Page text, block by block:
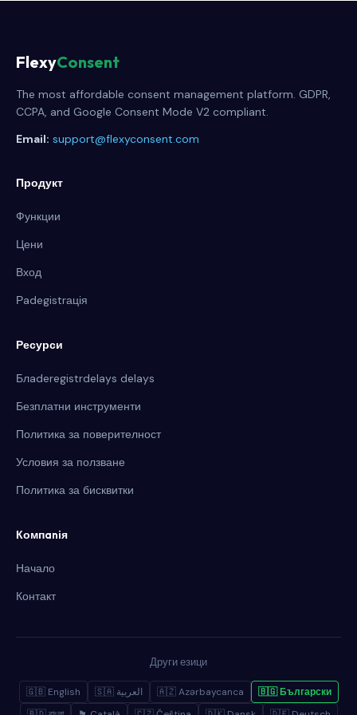
FlexyConsent
The most affordable consent management platform. GDPR,
CCPA, and Google Consent Mode V2 compliant.
Email: support@flexyconsent.com
Продукт
Функции
Цени
Вход
Рadegistrація
Ресурси
Блaderegistrdelays delays
Безплатни инструменти
Политика за поверителност
Условия за ползване
Политика за бисквитки
Компanія
Начало
Контакт
Други езици
🇬🇧 English 🇸🇦 العربية 🇦🇿 Azərbaycanca
🇧🇬 Български